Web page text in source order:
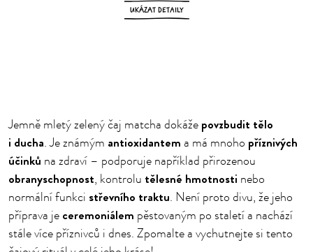
UKÁZAT DETAILY
Jemně mletý zelený čaj matcha dokáže povzbudit tělo
i ducha. Je známým antioxidantem a má mnoho příznivých
účinků na zdraví – podporuje například přirozenou
obranyschopnost, kontrolu tělesné hmotnosti nebo
normální funkci střevního traktu. Není proto divu, že jeho
příprava je ceremoniálem pěstovaným po staletí a nachází
stále více příznivců i dnes. Zpomalte a vychutnejte si tento